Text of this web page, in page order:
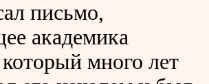
письмо,
академика
много лет